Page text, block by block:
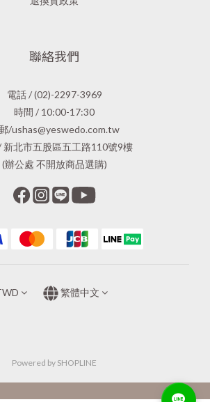
聯絡我們
電話 / (02)-2297-3969
時間 / 10:00-17:30
/ushas@yeswedo.com.tw
新北市五股區五工路110號9樓
(辦公處 不開放商品選購)
繁體中文
Powered by SHOPLINE